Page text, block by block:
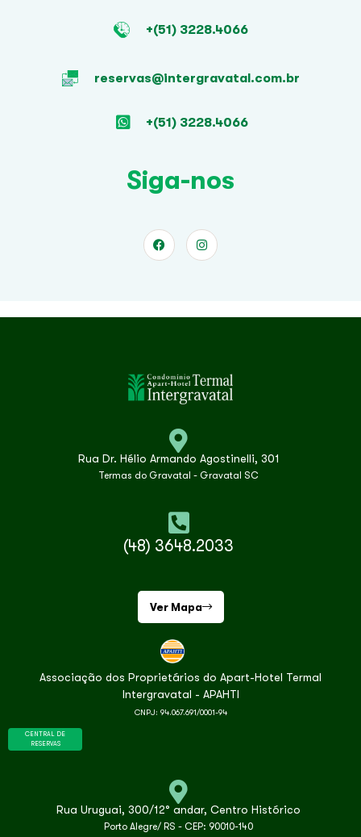
+(51) 3228.4066
reservas@intergravatal.com.br
+(51) 3228.4066
Siga-nos
Rua Dr. Hélio Armando Agostinelli, 301
Termas do Gravatal - Gravatal SC
(48) 3648.2033
Ver Mapa
Associação dos Proprietários do Apart-Hotel Termal
Intergravatal - APAHTI
CNPJ: 94.067.691/0001-94
CENTRAL DE
RESERVAS
Rua Uruguai, 300/12° andar, Centro Histórico
Porto Alegre/ RS - CEP: 90010-140